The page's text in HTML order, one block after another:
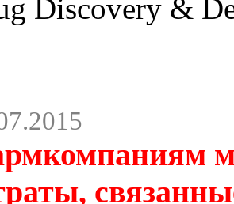
Discovery &